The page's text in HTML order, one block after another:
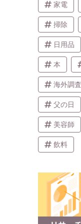
家電
掃除
日用品
本
海外調査
父の日
美容師
飲料